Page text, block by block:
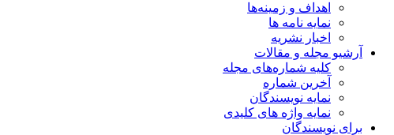
اهداف و زمینه‌ها
نمایه نامه ها
اخبار نشریه
آرشیو مجله و مقالات
کلیه شماره‌های مجله
آخرین شماره
نمایه نویسندگان
نمایه واژه های کلیدی
برای نویسندگان